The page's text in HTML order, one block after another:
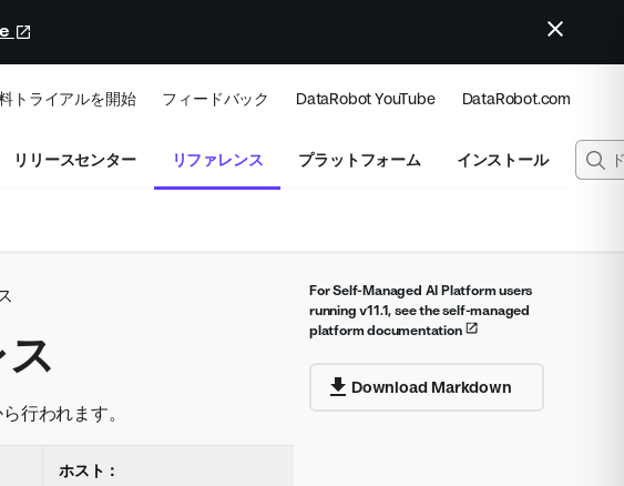
トライアルを開始 フィードバック DataRobot YouTube DataRobot.com
リリースセンター リファレンス プラットフォーム インストール
For Self-Managed AI Platform users
running v11.1, see the self-managed
platform documentation
Download Markdown
行われます。
ホスト：